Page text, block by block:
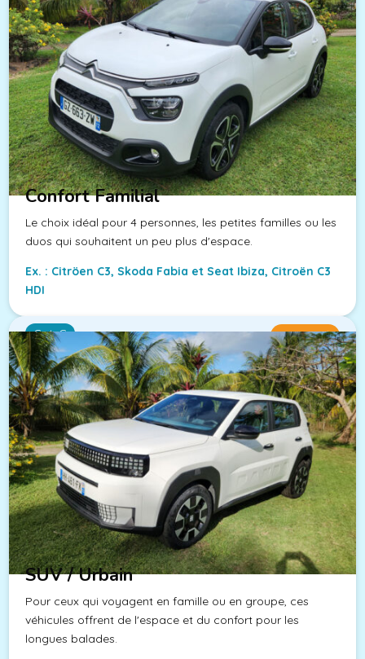
Confort Familial
Le choix idéal pour 4 personnes, les petites familles ou les
duos qui souhaitent un peu plus d'espace.
Ex. : Citröen C3, Skoda Fabia et Seat Ibiza, Citroën C3
HDI
Cat. C Dès 29€/j
SUV / Urbain
Pour ceux qui voyagent en famille ou en groupe, ces
véhicules offrent de l'espace et du confort pour les
longues balades.